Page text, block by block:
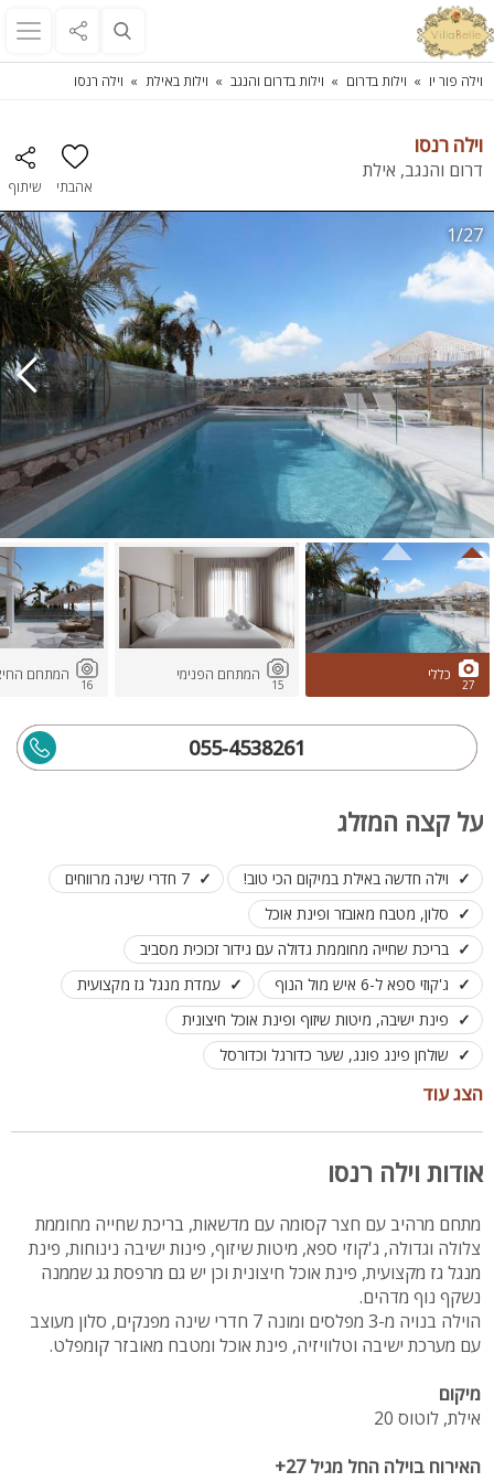
וילה פור יו וילות בדרום וילות בדרום והנגב וילות באילת וילה רנסו
וילה רנסו
דרום והנגב, אילת
אהבתי שיתוף
1/27
27
כללי
15
המתחם הפנימי
16
המתחם
055-4538261
על קצה המזלג
וילה חדשה באילת במיקום הכי טוב!
7 חדרי שינה מרווחים
סלון, מטבח מאובזר ופינת אוכל
בריכת שחייה מחוממת גדולה עם גידור זכוכית מסביב
ג'קוזי ספא ל-6 איש מול הנוף
עמדת מנגל גז מקצועית
פינת ישיבה, מיטות שיזוף ופינת אוכל חיצונית
שולחן פינג פונג, שער כדורגל וכדורסל
לא מתאים למסיבות ולבני נוערהצג עוד
אודות וילה רנסו
מתחם מרהיב עם חצר קסומה עם מדשאות, בריכת שחייה מחוממת
צלולה וגדולה, ג'קוזי ספא, מיטות שיזוף, פינות ישיבה נינוחות, פינת
מנגל גז מקצועית, פינת אוכל חיצונית וכן יש גם מרפסת גג שממנה
נשקף נוף מדהים.
הוילה בנויה מ-3 מפלסים ומונה 7 חדרי שינה מפנקים, סלון מעוצב
עם מערכת ישיבה וטלוויזיה, פינת אוכל ומטבח מאובזר קומפלט.
מיקום
אילת, לוטוס 20
האירוח בוילה החל מגיל 27+